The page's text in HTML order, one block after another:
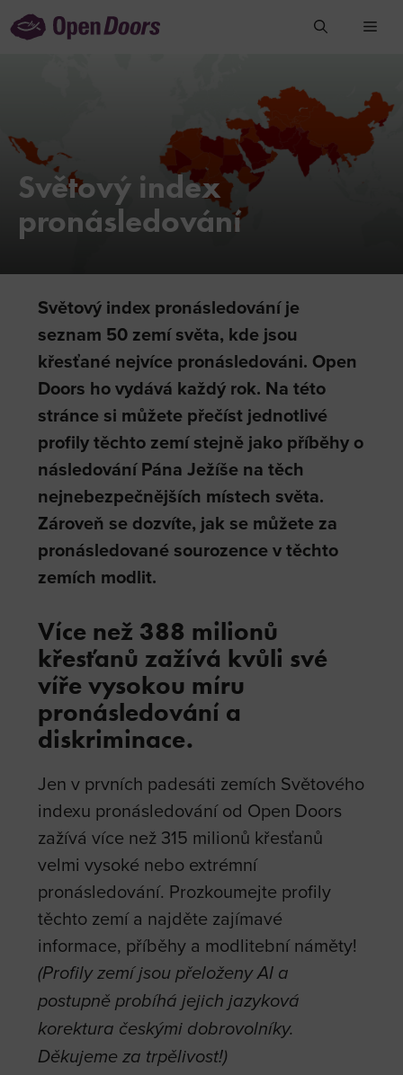
Přeskočit
na
Světový index
pronásledování
Světový index pronásledování je
seznam 50 zemí světa, kde jsou
křesťané nejvíce pronásledováni. Open
Doors ho vydává každý rok. Na této
stránce si můžete přečíst jednotlivé
profily těchto zemí stejně jako příběhy o
následování Pána Ježíše na těch
nejnebezpečnějších místech světa.
Zároveň se dozvíte, jak se můžete za
pronásledované sourozence v těchto
zemích modlit.
Více než 388 milionů
křesťanů zažívá kvůli své
víře vysokou míru
pronásledování a
diskriminace.
Jen v prvních padesáti zemích Světového
indexu pronásledování od Open Doors
zažívá více než 315 milionů křesťanů
velmi vysoké nebo extrémní
pronásledování. Prozkoumejte profily
těchto zemí a najděte zajímavé
informace, příběhy a modlitební náměty!
(Profily zemí jsou přeloženy AI a
postupně probíhá jejich jazyková
korektura českými dobrovolníky.
Děkujeme za trpělivost!)